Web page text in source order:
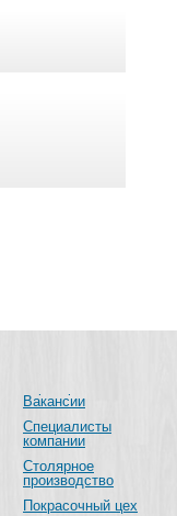
Вакансии
Специалисты
компании
Столярное
производство
Покрасочный цех